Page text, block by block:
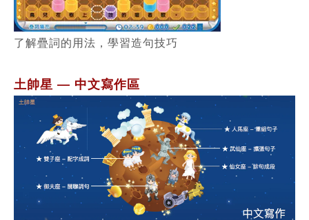
了解疊詞的用法，學習造句技巧
土帥星 — 中文寫作區